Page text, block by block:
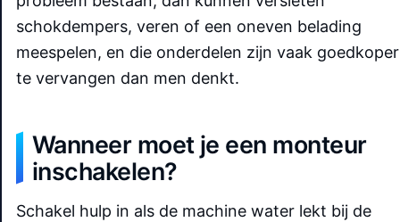
schokdempers, veren of een oneven belading
meespelen, en die onderdelen zijn vaak goedkoper
te vervangen dan men denkt.
Wanneer moet je een monteur
inschakelen?
Schakel hulp in als de machine water lekt bij de